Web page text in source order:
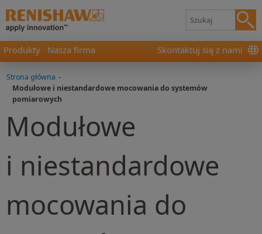
Produkty Nasza firma Skontaktuj się z nami
Strona główna -
Modułowe i niestandardowe mocowania do systemów
pomiarowych
Modułowe
i niestandardowe
mocowania do